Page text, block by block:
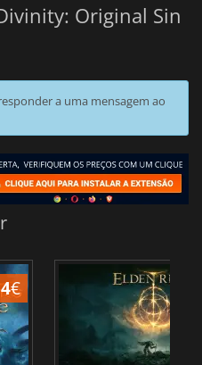
Original Sin
a uma mensagem ao
€